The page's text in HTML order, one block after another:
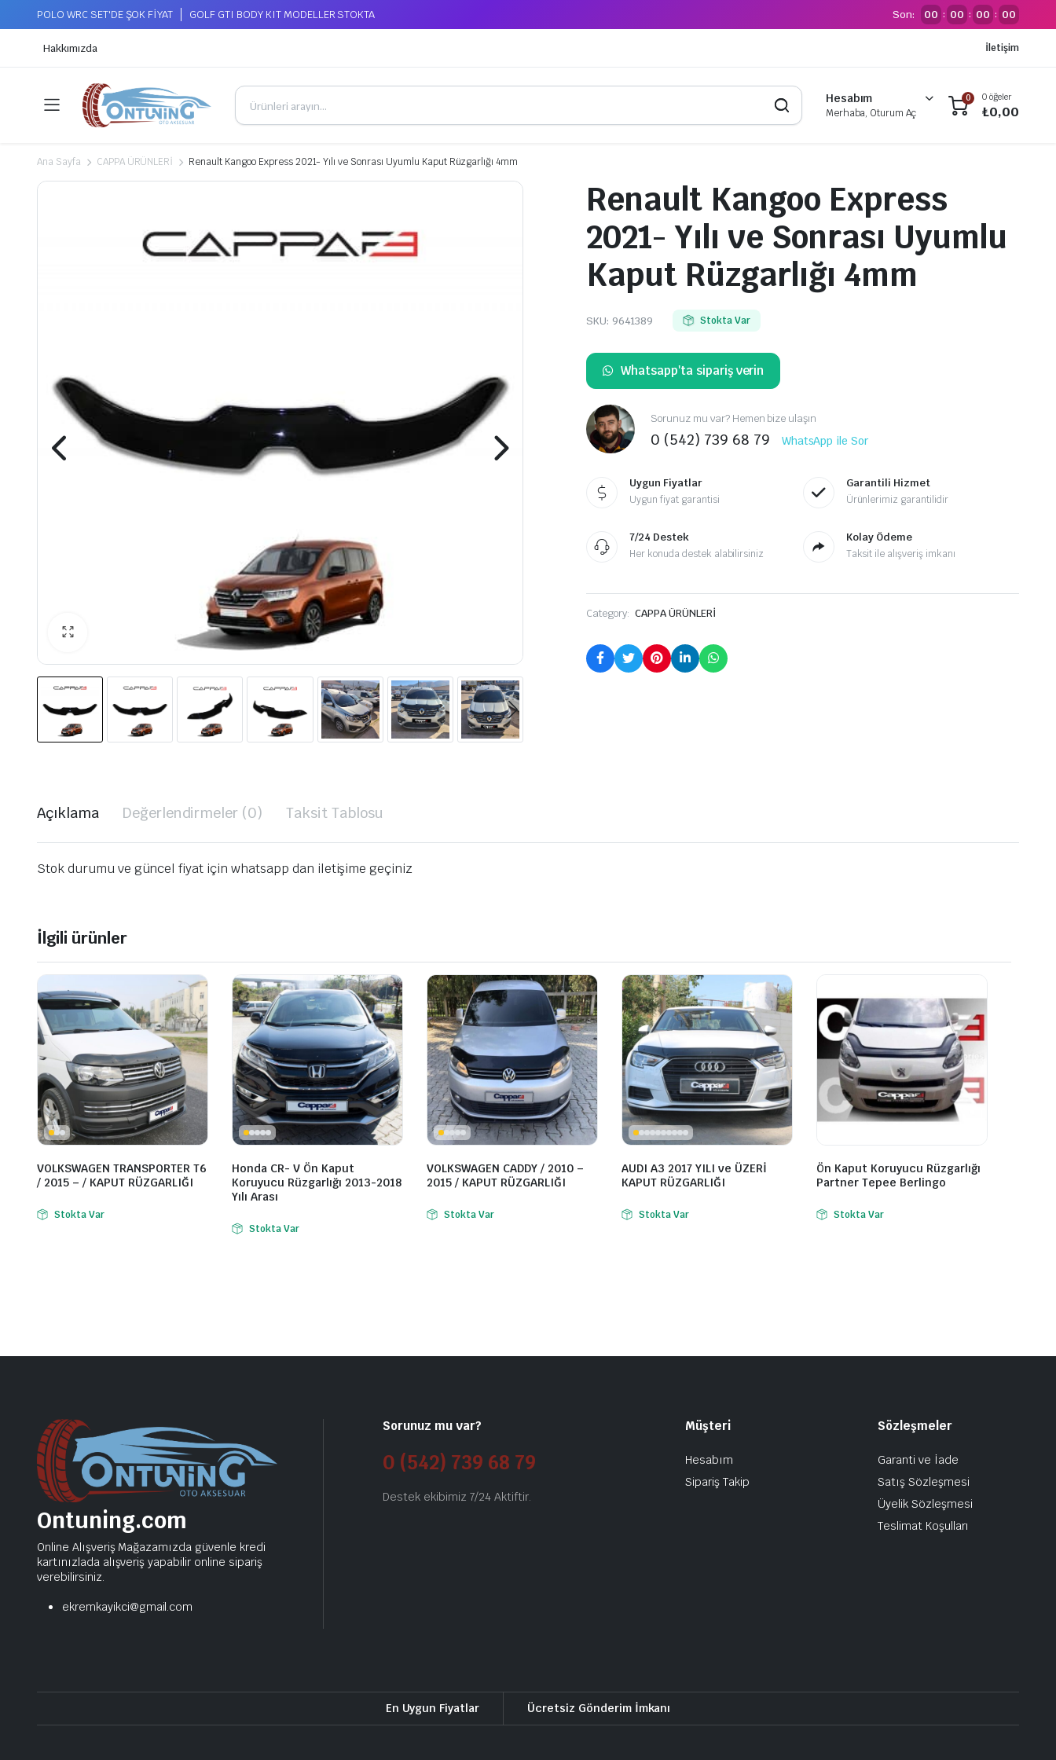
POLO WRC SET'DE ŞOK FİYAT GOLF GTI BODY KIT MODELLER STOKTA Son: 00 : 00 : 00 : 00
Hakkımızda İletişim
Hesabım
Merhaba, Oturum Aç
0 0 öğeler
₺0,00
Ana Sayfa CAPPA ÜRÜNLERİ Renault Kangoo Express 2021- Yılı ve Sonrası Uyumlu Kaput Rüzgarlığı 4mm
Renault Kangoo Express
2021- Yılı ve Sonrası Uyumlu
Kaput Rüzgarlığı 4mm
SKU: 9641389 Stokta Var
Whatsapp'ta sipariş verin
Sorunuz mu var? Hemen bize ulaşın
0 (542) 739 68 79 WhatsApp ile Sor
Uygun Fiyatlar
Uygun fiyat garantisi
Garantili Hizmet
Ürünlerimiz garantilidir
7/24 Destek
Her konuda destek alabilirsiniz
Kolay Ödeme
Taksit ile alışveriş imkanı
Category: CAPPA ÜRÜNLERİ
Açıklama Değerlendirmeler (0) Taksit Tablosu
Stok durumu ve güncel fiyat için whatsapp dan iletişime geçiniz
İlgili ürünler
VOLKSWAGEN TRANSPORTER T6
/ 2015 – / KAPUT RÜZGARLIĞI
Stokta Var
Honda CR- V Ön Kaput
Koruyucu Rüzgarlığı 2013-2018
Yılı Arası
Stokta Var
VOLKSWAGEN CADDY / 2010 –
2015 / KAPUT RÜZGARLIĞI
Stokta Var
AUDI A3 2017 YILI ve ÜZERİ
KAPUT RÜZGARLIĞI
Stokta Var
Ön Kaput Koruyucu Rüzgarlığı
Partner Tepee Berlingo
Stokta Var
Ontuning.com
Online Alışveriş Mağazamızda güvenle kredi
kartınızlada alışveriş yapabilir online sipariş
verebilirsiniz.
ekremkayikci@gmail.com
Sorunuz mu var?
0 (542) 739 68 79
Destek ekibimiz 7/24 Aktiftir.
Müşteri
Hesabım
Sipariş Takip
Sözleşmeler
Garanti ve İade
Satış Sözleşmesi
Üyelik Sözleşmesi
Teslimat Koşulları
En Uygun Fiyatlar Ücretsiz Gönderim İmkanı